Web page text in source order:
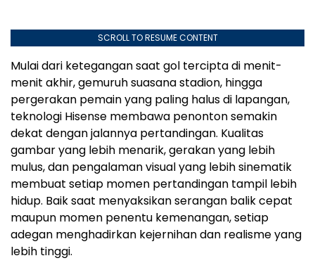
SCROLL TO RESUME CONTENT
Mulai dari ketegangan saat gol tercipta di menit-
menit akhir, gemuruh suasana stadion, hingga
pergerakan pemain yang paling halus di lapangan,
teknologi Hisense membawa penonton semakin
dekat dengan jalannya pertandingan. Kualitas
gambar yang lebih menarik, gerakan yang lebih
mulus, dan pengalaman visual yang lebih sinematik
membuat setiap momen pertandingan tampil lebih
hidup. Baik saat menyaksikan serangan balik cepat
maupun momen penentu kemenangan, setiap
adegan menghadirkan kejernihan dan realisme yang
lebih tinggi.